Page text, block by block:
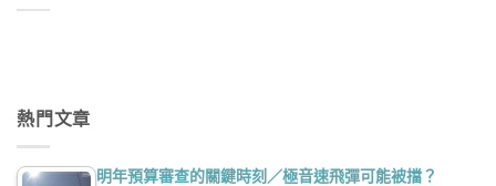
熱門文章
明年預算審查的關鍵時刻／極音速飛彈可能被擋？